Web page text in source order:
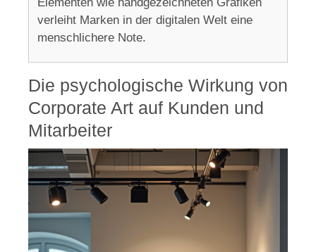
verleiht Marken in der digitalen Welt eine
menschlichere Note.
Die psychologische Wirkung von
Corporate Art auf Kunden und
Mitarbeiter